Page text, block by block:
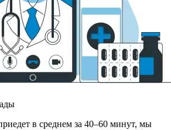
в среднем за 40–60 минут, мы